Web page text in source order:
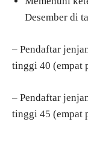
Desember di
– Pendaftar
tinggi 40 (empat
– Pendaftar
tinggi 45 (empat